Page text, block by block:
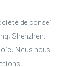
de conseil
Shenzhen,
Nous nous